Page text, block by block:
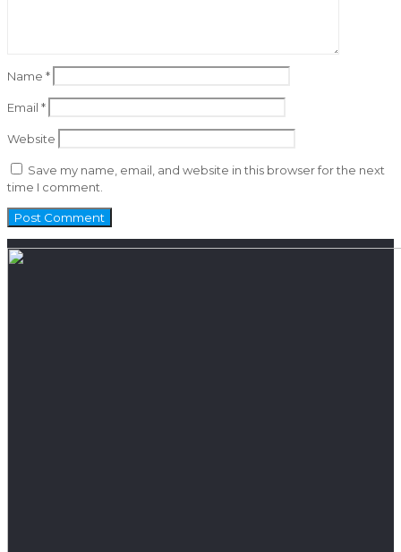
Name *
Email *
Website
Save my name, email, and website in this browser for the next
time I comment.